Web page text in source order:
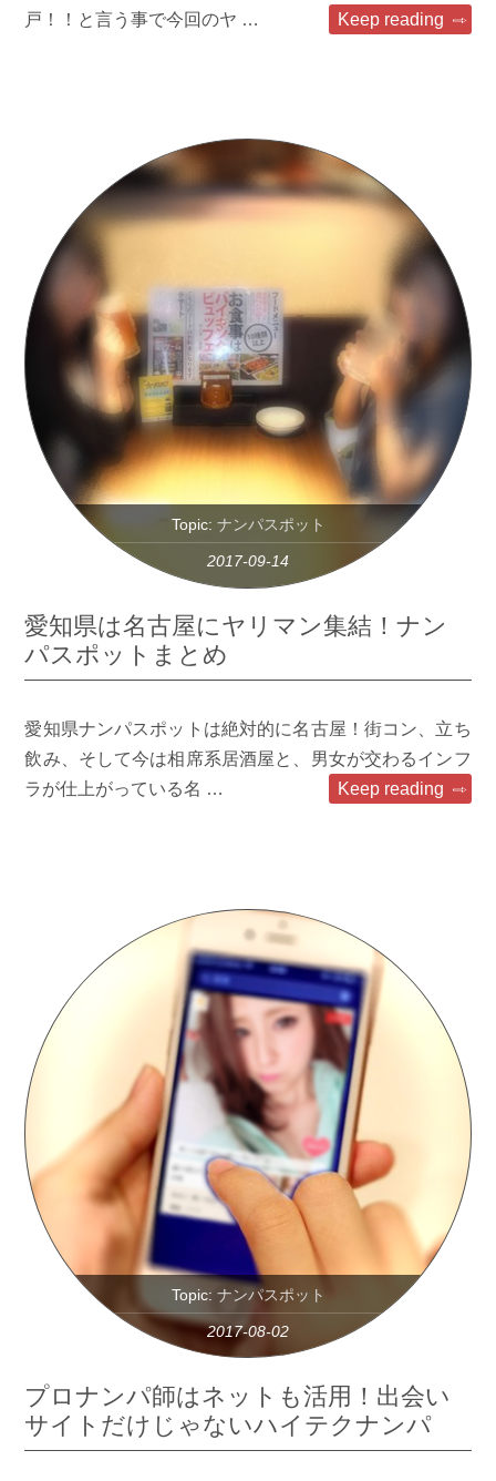
戸！！と言う事で今回のヤ …
Keep reading
Topic: ナンパスポット
2017-09-14
愛知県は名古屋にヤリマン集結！ナン
パスポットまとめ
愛知県ナンパスポットは絶対的に名古屋！街コン、立ち
飲み、そして今は相席系居酒屋と、男女が交わるインフ
ラが仕上がっている名 …
Keep reading
Topic: ナンパスポット
2017-08-02
プロナンパ師はネットも活用！出会い
サイトだけじゃないハイテクナンパ